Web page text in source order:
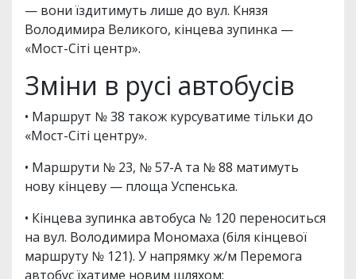
— вони їздитимуть лише до вул. Князя
Володимира Великого, кінцева зупинка —
«Мост-Сіті центр».
Зміни в русі автобусів
• Маршрут № 38 також курсуватиме тільки до
«Мост-Сіті центру».
• Маршрути № 23, № 57-А та № 88 матимуть
нову кінцеву — площа Успенська.
• Кінцева зупинка автобуса № 120 переноситься
на вул. Володимира Мономаха (біля кінцевої
маршруту № 121). У напрямку ж/м Перемога
автобус їхатиме новим шляхом: